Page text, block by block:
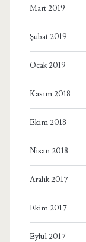
Mart 2019
Şubat 2019
Ocak 2019
Kasım 2018
Ekim 2018
Nisan 2018
Aralık 2017
Ekim 2017
Eylül 2017